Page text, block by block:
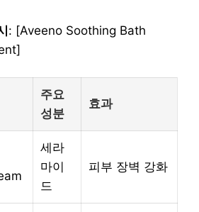
: [Aveeno Soothing Bath
주요
성분
효과
세라
마이
드
피부 장벽 강화